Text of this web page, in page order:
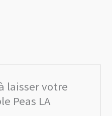
laisser votre
Peas LA